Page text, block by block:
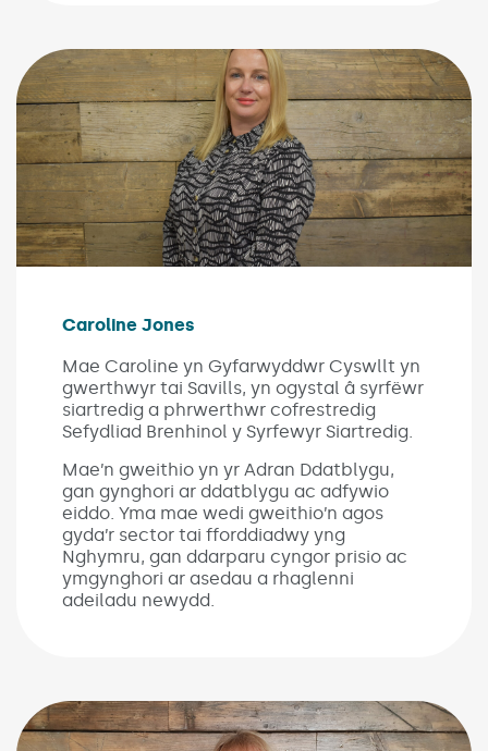
Caroline Jones Board Member
Caroline Jones
Mae Caroline yn Gyfarwyddwr Cyswllt yn
gwerthwyr tai Savills, yn ogystal â syrfëwr
siartredig a phrwerthwr cofrestredig
Sefydliad Brenhinol y Syrfewyr Siartredig.
Mae’n gweithio yn yr Adran Ddatblygu,
gan gynghori ar ddatblygu ac adfywio
eiddo. Yma mae wedi gweithio’n agos
gyda’r sector tai fforddiadwy yng
Nghymru, gan ddarparu cyngor prisio ac
ymgynghori ar asedau a rhaglenni
adeiladu newydd.
Image of Tara King